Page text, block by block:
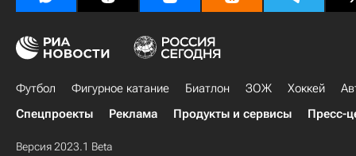
Футбол Фигурное катание Биатлон ЗОЖ Хоккей
Спецпроекты
Реклама Продукты и сервисы Пресс-
Версия 2023.1 Beta